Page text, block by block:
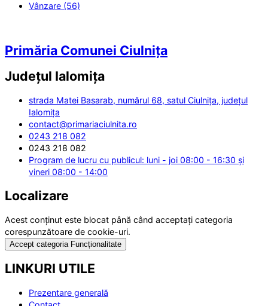
Vânzare (56)
Primăria Comunei Ciulnița
Județul Ialomița
strada Matei Basarab, numărul 68, satul Ciulnița, județul
Ialomița
contact@primariaciulnita.ro
0243 218 082
0243 218 082
Program de lucru cu publicul: luni - joi 08:00 - 16:30 și
vineri 08:00 - 14:00
Localizare
Acest conținut este blocat până când acceptați categoria
corespunzătoare de cookie-uri.
Accept categoria Funcționalitate
LINKURI UTILE
Prezentare generală